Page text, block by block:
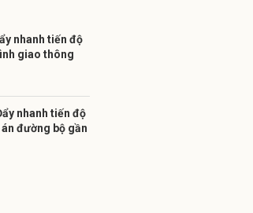
nhanh tiến độ
giao thông
nhanh tiến độ
đường bộ gần